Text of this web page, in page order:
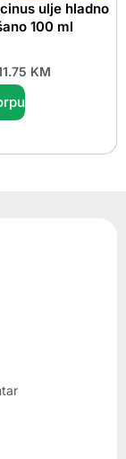
ulje hladno
100 ml
KM